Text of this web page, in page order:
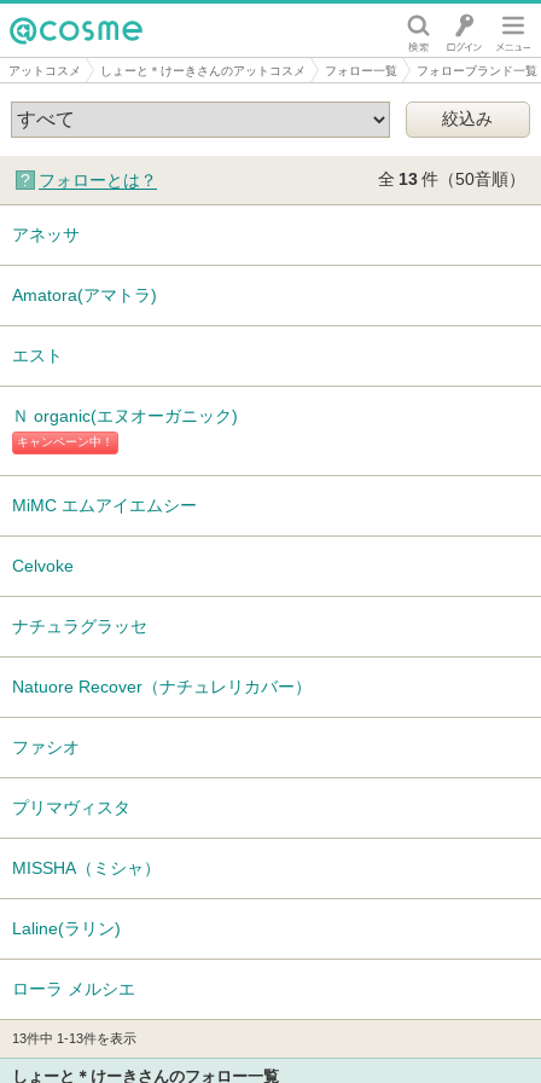
@cosme
アットコスメ しょーと＊けーきさんのアットコスメ フォロー一覧 フォローブランド一覧
フォローとは？ 全 13件（50音順）
アネッサ
Amatora(アマトラ)
エスト
キャンペーン中！
Ｎ organic(エヌオーガニック)
MiMC エムアイエムシー
Celvoke
ナチュラグラッセ
Natuore Recover（ナチュレリカバー）
ファシオ
プリマヴィスタ
MISSHA（ミシャ）
Laline(ラリン)
ローラ メルシエ
13件中 1-13件を表示
しょーと＊けーきさんのフォロー一覧